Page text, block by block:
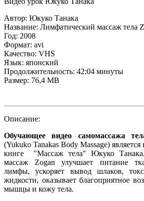
Автор: Юкуко Танака
Название: Лимфатический массаж тела
Год: 2008
Формат: avi
Качество: VHS
Язык: японский
Продолжительность: 42:04 минуты
Размер: 76,4 MB
Описание:
Обучающее видео самомассажа
(Yukuko Tanakas Body Massage)
книге "Массаж тела" Юкуко
массаж Zogan улучшает питание
лимфы, ускоряет вывод шлаков,
жидкости, оказывает благоприятное
мышцы и кожу тела.